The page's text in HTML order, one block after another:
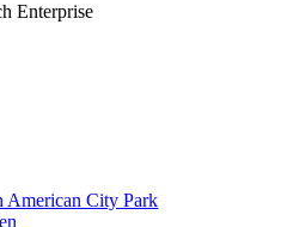
Enterprise
American City Park